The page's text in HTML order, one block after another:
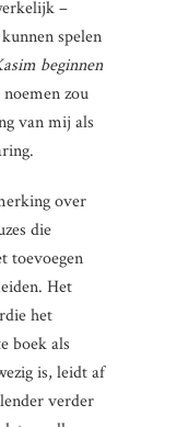
–
spelen
beginnen
zou
van mij als
over
die
toevoegen
Het
het
boek als
is, leidt af
verder